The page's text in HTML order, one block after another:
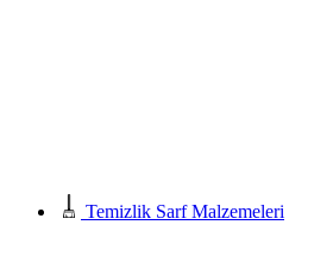
Temizlik Sarf Malzemeleri